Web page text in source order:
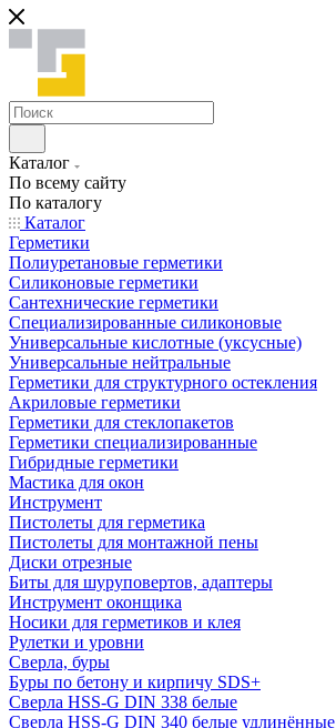
Каталог
По всему сайту
По каталогу
Каталог
Герметики
Полиуретановые герметики
Силиконовые герметики
Сантехнические герметики
Специализированные силиконовые
Универсальные кислотные (уксусные)
Универсальные нейтральные
Герметики для структурного остекления
Акриловые герметики
Герметики для стеклопакетов
Герметики специализированные
Гибридные герметики
Мастика для окон
Инструмент
Пистолеты для герметика
Пистолеты для монтажной пены
Диски отрезные
Биты для шуруповертов, адаптеры
Инструмент оконщика
Носики для герметиков и клея
Рулетки и уровни
Сверла, буры
Буры по бетону и кирпичу SDS+
Сверла HSS-G DIN 338 белые
Сверла HSS-G DIN 340 белые удлинённые